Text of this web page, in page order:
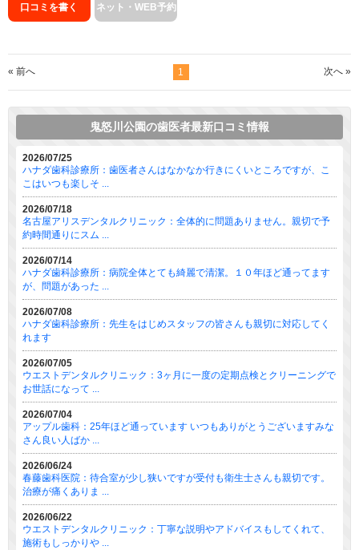
口コミを書く ネット・WEB予約
« 前へ 1 次へ »
鬼怒川公園の歯医者最新口コミ情報
2026/07/25
ハナダ歯科診療所：歯医者さんはなかなか行きにくいところですが、こ
こはいつも楽しそ ...
2026/07/18
名古屋アリスデンタルクリニック：全体的に問題ありません。親切で予
約時間通りにスム ...
2026/07/14
ハナダ歯科診療所：病院全体とても綺麗で清潔。１０年ほど通ってます
が、問題があった ...
2026/07/08
ハナダ歯科診療所：先生をはじめスタッフの皆さんも親切に対応してく
れます
2026/07/05
ウエストデンタルクリニック：3ヶ月に一度の定期点検とクリーニングで
お世話になって ...
2026/07/04
アップル歯科：25年ほど通っています いつもありがとうございますみな
さん良い人ばか ...
2026/06/24
春藤歯科医院：待合室が少し狭いですが受付も衛生士さんも親切です。
治療が痛くありま ...
2026/06/22
ウエストデンタルクリニック：丁寧な説明やアドバイスもしてくれて、
施術もしっかりや ...